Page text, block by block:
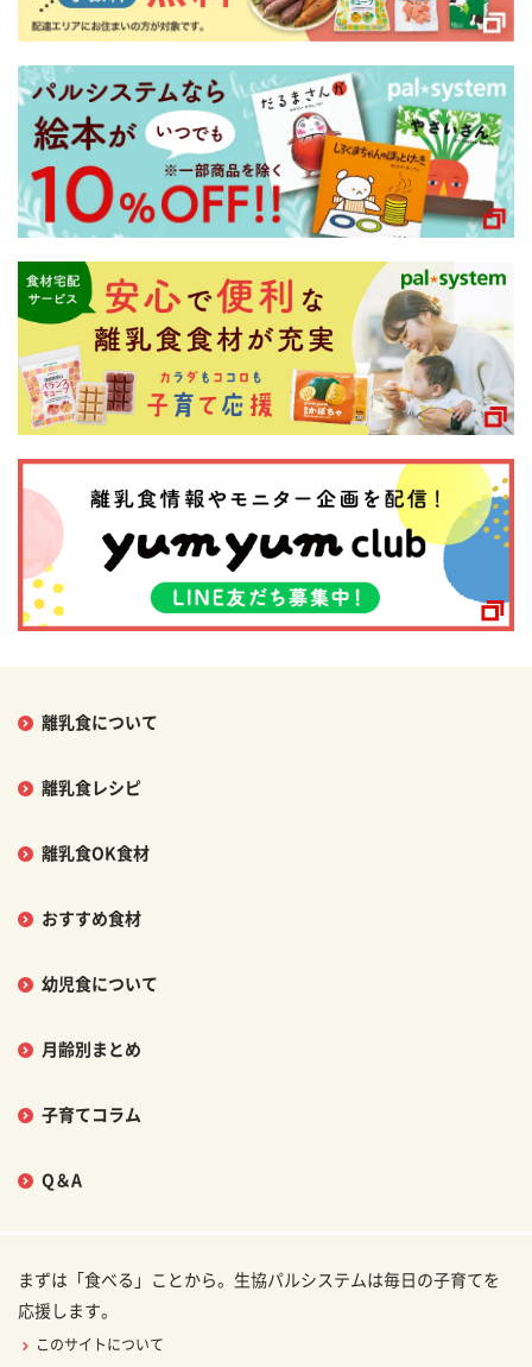
離乳食について
離乳食レシピ
離乳食OK食材
おすすめ食材
幼児食について
月齢別まとめ
子育てコラム
Q＆A
まずは「食べる」ことから。生協パルシステムは毎日の子育てを
応援します。
このサイトについて